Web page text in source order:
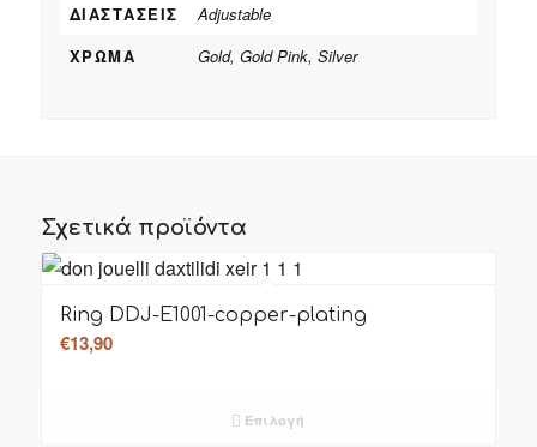
ΔΙΑΣΤΆΣΕΙΣ
Adjustable
ΧΡΏΜΑ
Gold, Gold Pink, Silver
Σχετικά προϊόντα
Ring DDJ-E1001-copper-plating
€13,90
Επιλογή